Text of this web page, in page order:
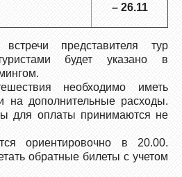
– 26.11
представителя тур
будет указано в
необходимо иметь
на дополнительные расходы.
для оплаты принимаются не
ориентировочно в 20.00.
обратные билеты с учетом